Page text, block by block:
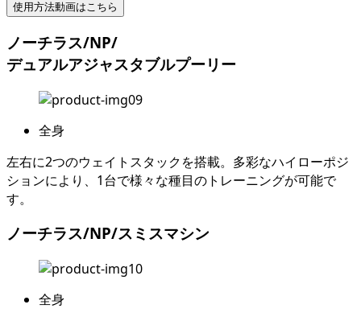
使用方法動画はこちら
ノーチラス/NP/
デュアルアジャスタブルプーリー
全身
左右に2つのウェイトスタックを搭載。多彩なハイローポジ
ションにより、1台で様々な種目のトレーニングが可能で
す。
ノーチラス/NP/スミスマシン
全身